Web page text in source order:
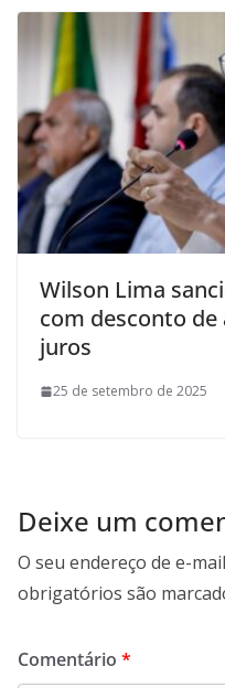
Wilson Lima
com desconto de
juros
25 de setembro de 2025
Deixe um
O seu endereço de e-
obrigatórios são
Comentário *